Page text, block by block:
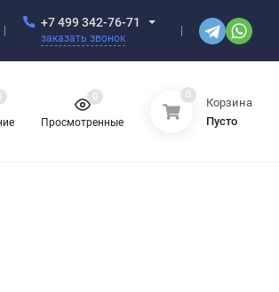
+7 499 342-76-71
заказать звонок
Просмотренные
0 0
Корзина
Пусто